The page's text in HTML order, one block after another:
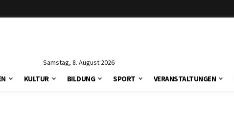
Samstag, 8. August 2026
KULTUR BILDUNG SPORT VERANSTALTUNGEN